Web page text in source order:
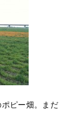
ピー畑。まだ